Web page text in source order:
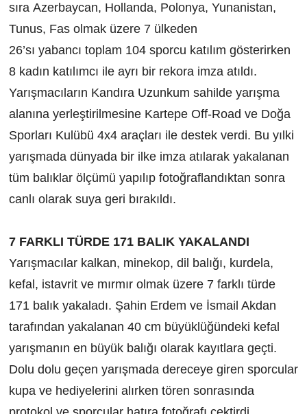
sıra Azerbaycan, Hollanda, Polonya, Yunanistan,
Tunus, Fas olmak üzere 7 ülkeden
26’sı yabancı toplam 104 sporcu katılım gösterirken
8 kadın katılımcı ile ayrı bir rekora imza atıldı.
Yarışmacıların Kandıra Uzunkum sahilde yarışma
alanına yerleştirilmesine Kartepe Off-Road ve Doğa
Sporları Kulübü 4x4 araçları ile destek verdi. Bu yılki
yarışmada dünyada bir ilke imza atılarak yakalanan
tüm balıklar ölçümü yapılıp fotoğraflandıktan sonra
canlı olarak suya geri bırakıldı.
7 FARKLI TÜRDE 171 BALIK YAKALANDI
Yarışmacılar kalkan, minekop, dil balığı, kurdela,
kefal, istavrit ve mırmır olmak üzere 7 farklı türde
171 balık yakaladı. Şahin Erdem ve İsmail Akdan
tarafından yakalanan 40 cm büyüklüğündeki kefal
yarışmanın en büyük balığı olarak kayıtlara geçti.
Dolu dolu geçen yarışmada dereceye giren sporcular
kupa ve hediyelerini alırken tören sonrasında